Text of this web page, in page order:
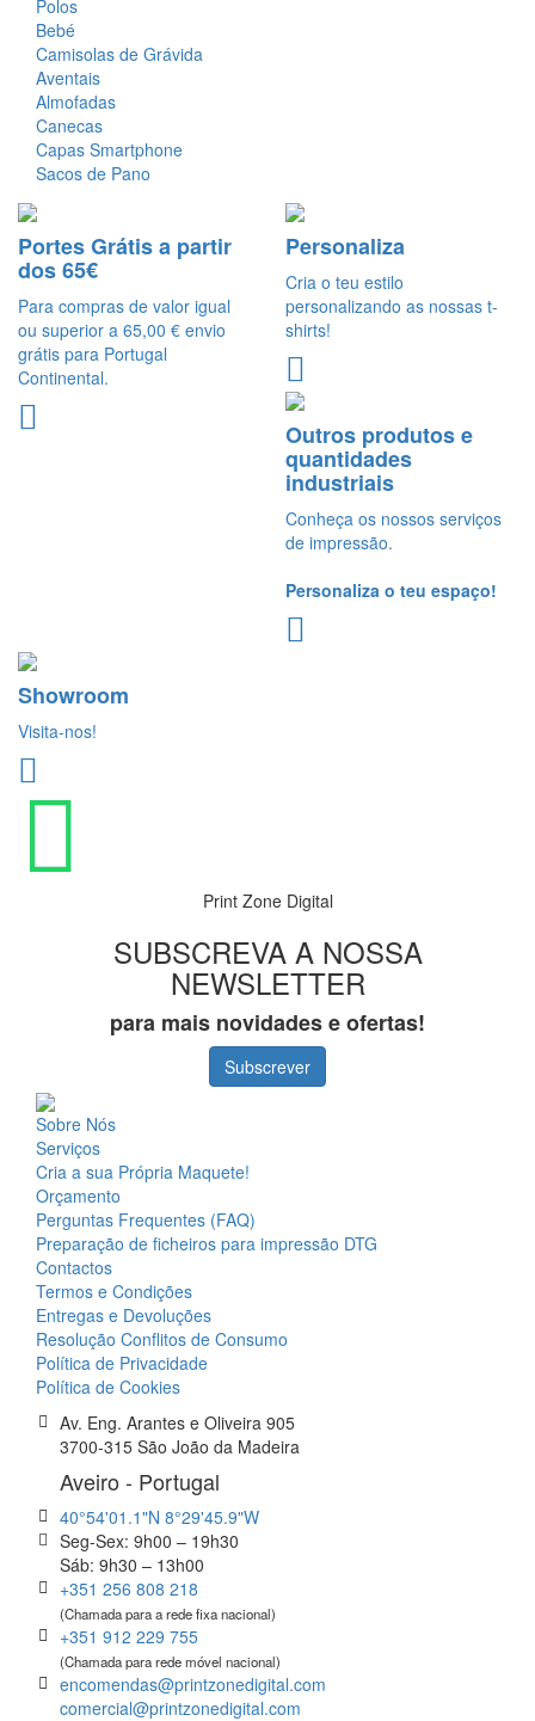
Polos
Bebé
Camisolas de Grávida
Aventais
Almofadas
Canecas
Capas Smartphone
Sacos de Pano
Portes Grátis a partir
dos 65€
Para compras de valor igual
ou superior a 65,00 € envio
grátis para Portugal
Continental.
Personaliza
Cria o teu estilo
personalizando as nossas t-
shirts!
Outros produtos e
quantidades
industriais
Conheça os nossos serviços
de impressão.
Personaliza o teu espaço!
Showroom
Visita-nos!
Print Zone Digital
SUBSCREVA A NOSSA
NEWSLETTER
para mais novidades e ofertas!
Subscrever
Sobre Nós
Serviços
Cria a sua Própria Maquete!
Orçamento
Perguntas Frequentes (FAQ)
Preparação de ficheiros para impressão DTG
Contactos
Termos e Condições
Entregas e Devoluções
Resolução Conflitos de Consumo
Política de Privacidade
Política de Cookies
Av. Eng. Arantes e Oliveira 905
3700-315 São João da Madeira
Aveiro - Portugal
40°54'01.1"N 8°29'45.9"W
Seg-Sex: 9h00 – 19h30
Sáb: 9h30 – 13h00
+351 256 808 218
(Chamada para a rede fixa nacional)
+351 912 229 755
(Chamada para rede móvel nacional)
encomendas@printzonedigital.com
comercial@printzonedigital.com